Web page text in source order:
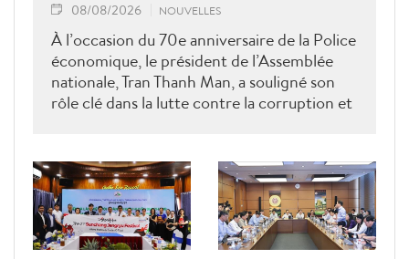
08/08/2026 NOUVELLES
À l’occasion du 70e anniversaire de la Police
économique, le président de l’Assemblée
nationale, Tran Thanh Man, a souligné son
rôle clé dans la lutte contre la corruption et